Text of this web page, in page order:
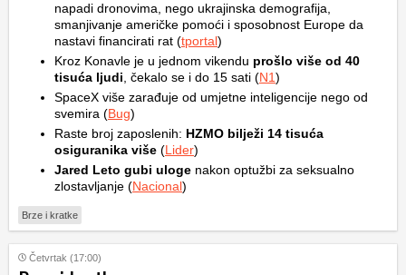
napadi dronovima, nego ukrajinska demografija,
smanjivanje američke pomoći i sposobnost Europe da
nastavi financirati rat (tportal)
Kroz Konavle je u jednom vikendu prošlo više od 40
tisuća ljudi , čekalo se i do 15 sati (N1)
SpaceX više zarađuje od umjetne inteligencije nego od
svemira (Bug)
Raste broj zaposlenih: HZMO bilježi 14 tisuća
osiguranika više (Lider)
Jared Leto gubi uloge nakon optužbi za seksualno
zlostavljanje (Nacional)
Brze i kratke
Četvrtak (17:00)